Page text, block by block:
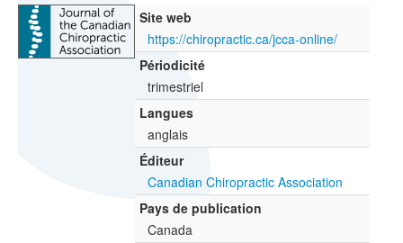
Site web
https://chiropractic.ca/jcca-online/
Périodicité
trimestriel
Langues
anglais
Éditeur
Canadian Chiropractic Association
Pays de publication
Canada